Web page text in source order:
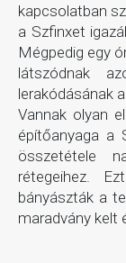
kapcsolatban
a Szfinxet
Mégpedig egy
látszódnak
lerakódásának
Vannak olyan
építőanyaga a
összetétele
rétegeihez.
bányászták a
maradvány kelt